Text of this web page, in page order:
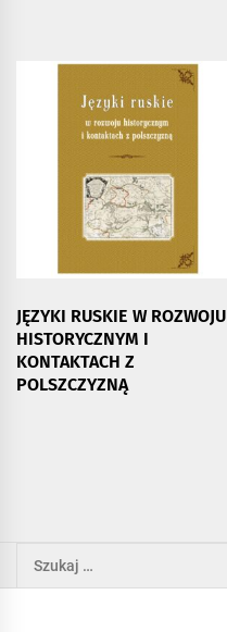
JĘZYKI RUSKIE W ROZWOJU
HISTORYCZNYM I
KONTAKTACH Z
POLSZCZYZNĄ
Szukaj: